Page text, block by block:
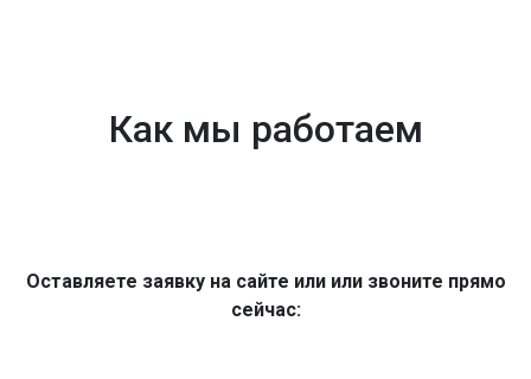
Как мы работаем
Оставляете заявку на сайте или или звоните прямо
сейчас: